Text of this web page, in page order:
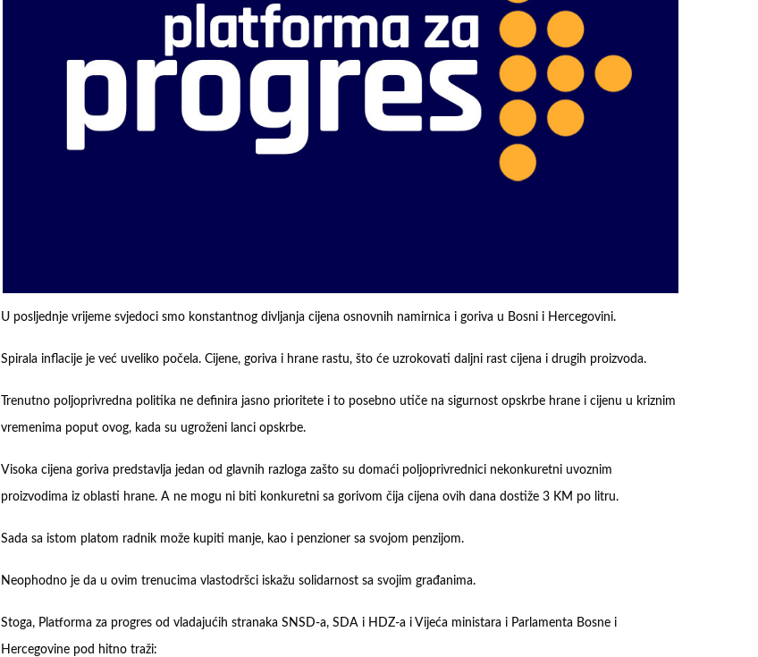
U posljednje vrijeme svjedoci smo konstantnog divljanja cijena osnovnih namirnica i goriva u Bosni i Hercegovini.
Spirala inflacije je već uveliko počela. Cijene, goriva i hrane rastu, što će uzrokovati daljni rast cijena i drugih proizvoda.
Trenutno poljoprivredna politika ne definira jasno prioritete i to posebno utiče na sigurnost opskrbe hrane i cijenu u kriznim
vremenima poput ovog, kada su ugroženi lanci opskrbe.
Visoka cijena goriva predstavlja jedan od glavnih razloga zašto su domaći poljoprivrednici nekonkuretni uvoznim
proizvodima iz oblasti hrane. A ne mogu ni biti konkuretni sa gorivom čija cijena ovih dana dostiže 3 KM po litru.
Sada sa istom platom radnik može kupiti manje, kao i penzioner sa svojom penzijom.
Neophodno je da u ovim trenucima vlastodršci iskažu solidarnost sa svojim građanima.
Stoga, Platforma za progres od vladajućih stranaka SNSD-a, SDA i HDZ-a i Vijeća ministara i Parlamenta Bosne i
Hercegovine pod hitno traži: